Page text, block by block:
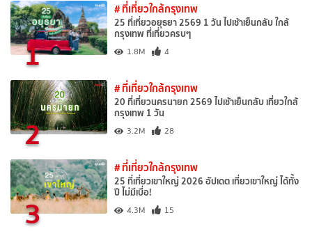
1
# ที่เที่ยวใกล้กรุงเทพ
25 ที่เที่ยวอยุธยา 2569 1 วัน ไปเช้าเย็นกลับ ใกล้
กรุงเทพ ที่เที่ยวครบๆ
1.8M 4
2
# ที่เที่ยวใกล้กรุงเทพ
20 ที่เที่ยวนครนายก 2569 ไปเช้าเย็นกลับ เที่ยวใกล้
กรุงเทพ 1 วัน
3.2M 28
3
# ที่เที่ยวใกล้กรุงเทพ
25 ที่เที่ยวเขาใหญ่ 2026 อัปเดต เที่ยวเขาใหญ่ ได้ทั้ง
ปี ไม่มีเบื่อ!
4.3M 15